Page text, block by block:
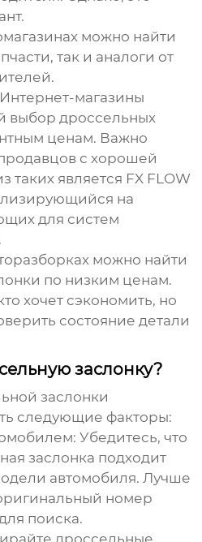
можно найти
так и аналоги от
Интернет-магазины
выбор дроссельных
ценам. Важно
с хорошей
таких является FX FLOW
на
для систем
можно найти
по низким ценам.
хочет сэкономить, но
состояние детали
заслонку?
заслонки
следующие факторы:
Убедитесь, что
заслонка подходит
автомобиля. Лучше
номер
поиска.